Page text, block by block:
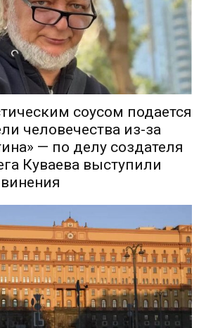
соусом подается
человечества из-за
— по делу создателя
Куваева выступили